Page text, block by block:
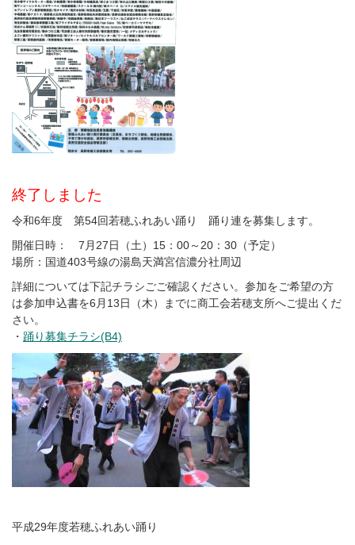
終了しました
令和6年度 第54回若穂ふれあい踊り 踊り連を募集します。
開催日時： 7月27日（土）15：00～20：30（予定）
場所：国道403号線の湯島天満宮信濃分社周辺
詳細については下記チラシごご確認ください。参加をご希望の方
は参加申込書を6月13日（木）までに商工会若穂支所へご提出くだ
さい。
・ 踊り募集チラシ(B4)
平成29年度若穂ふれあい踊り